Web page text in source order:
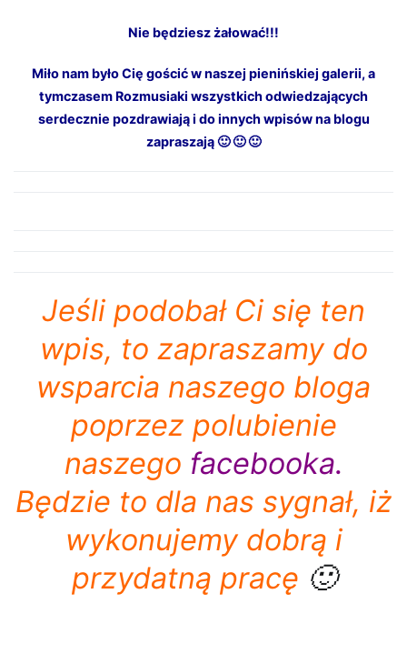
Nie będziesz żałować!!!
Miło nam było Cię gościć w naszej pienińskiej galerii, a
tymczasem Rozmusiaki wszystkich odwiedzających
serdecznie pozdrawiają i do innych wpisów na blogu
zapraszają 🙂 🙂 🙂
Jeśli podobał Ci się ten
wpis, to zapraszamy do
wsparcia naszego bloga
poprzez polubienie
naszego facebooka.
Będzie to dla nas sygnał, iż
wykonujemy dobrą i
przydatną pracę 🙂